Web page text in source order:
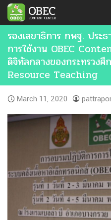
Skip
รองเลขาธิการ กพฐ. ประ
การใช้งาน OBEC
ดิจิทัลกลางของกระทรวงศึ
Resource Teaching
March 11, 2020